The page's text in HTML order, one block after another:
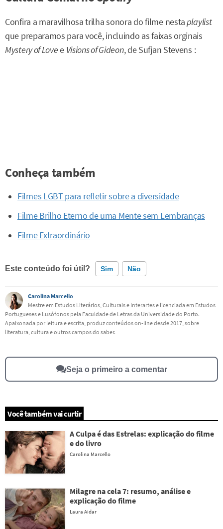
Confira a maravilhosa trilha sonora do filme nestaplaylist
que preparamos para você, incluindo as faixas orginais
Mystery of Lovee Visions of Gideon, de Sufjan Stevens :
Conheça também
Filmes LGBT para refletir sobre a diversidade
Filme Brilho Eterno de uma Mente sem Lembranças
Filme Extraordinário
Este conteúdo foi útil? Sim Não
Este conteúdo contém informação incorreta
Este conteúdo não tem a informação que procuro
Carolina Marcello
Mestre em Estudos Literários, Culturais e Interartes e licenciada em Estudos
Portugueses e Lusófonos pela Faculdade de Letras da Universidade do Porto.
Apaixonada por leitura e escrita, produz conteúdos on-line desde 2017, sobre
literatura, cultura e outros campos do saber.
Seja o primeiro a comentar
Você também vai curtir
A Culpa é das Estrelas: explicação do filme
e do livro
Carolina Marcello
Milagre na cela 7: resumo, análise e
explicação do filme
Laura Aidar